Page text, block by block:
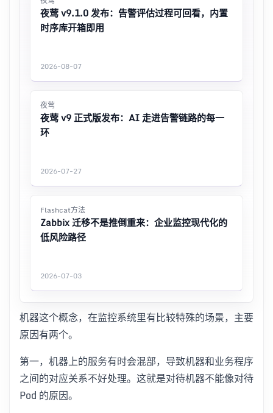
夜莺 v9.1.0 发布：告警评估过程可回看，内置
时序库开箱即用
2026-08-07
夜莺
夜莺 v9 正式版发布：AI 走进告警链路的每一
环
2026-07-27
Flashcat方法
Zabbix 迁移不是推倒重来：企业监控现代化的
低风险路径
2026-07-03
机器这个概念，在监控系统里有比较特殊的场景，主要
原因有两个。
第一，机器上的服务有时会混部，导致机器和业务程序
之间的对应关系不好处理。这就是对待机器不能像对待
Pod 的原因。